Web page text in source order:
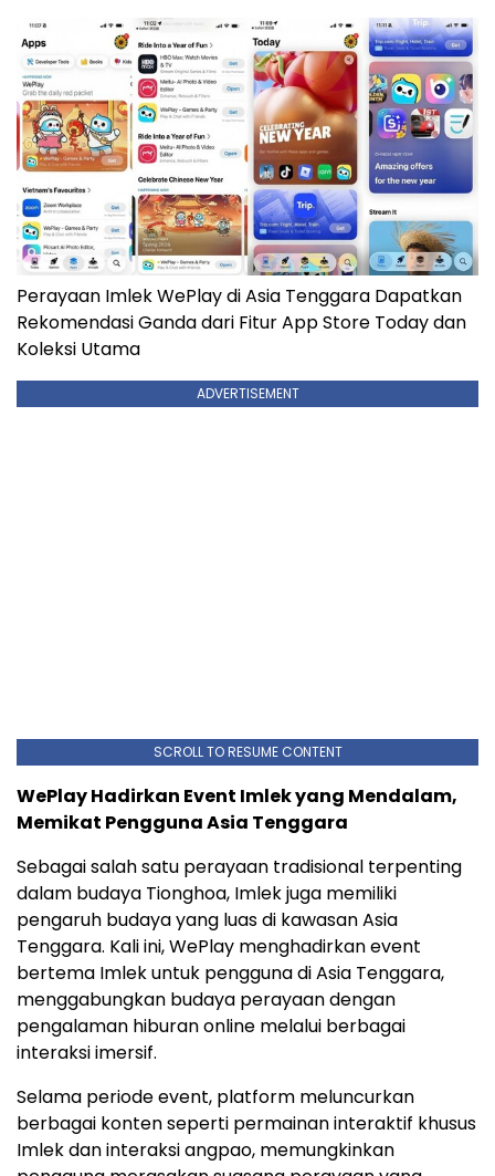
Perayaan Imlek WePlay di Asia Tenggara Dapatkan
Rekomendasi Ganda dari Fitur App Store Today dan
Koleksi Utama
ADVERTISEMENT
SCROLL TO RESUME CONTENT
WePlay Hadirkan Event Imlek yang Mendalam,
Memikat Pengguna Asia Tenggara
Sebagai salah satu perayaan tradisional terpenting
dalam budaya Tionghoa, Imlek juga memiliki
pengaruh budaya yang luas di kawasan Asia
Tenggara. Kali ini, WePlay menghadirkan event
bertema Imlek untuk pengguna di Asia Tenggara,
menggabungkan budaya perayaan dengan
pengalaman hiburan online melalui berbagai
interaksi imersif.
Selama periode event, platform meluncurkan
berbagai konten seperti permainan interaktif khusus
Imlek dan interaksi angpao, memungkinkan